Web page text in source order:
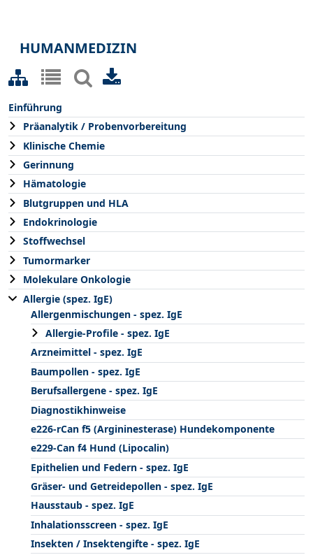
HUMANMEDIZIN
Einführung
Präanalytik / Probenvorbereitung
Klinische Chemie
Gerinnung
Hämatologie
Blutgruppen und HLA
Endokrinologie
Stoffwechsel
Tumormarker
Molekulare Onkologie
Allergie (spez. IgE)
Allergenmischungen - spez. IgE
Allergie-Profile - spez. IgE
Arzneimittel - spez. IgE
Baumpollen - spez. IgE
Berufsallergene - spez. IgE
Diagnostikhinweise
e226-rCan f5 (Argininesterase) Hundekomponente
e229-Can f4 Hund (Lipocalin)
Epithelien und Federn - spez. IgE
Gräser- und Getreidepollen - spez. IgE
Hausstaub - spez. IgE
Inhalationsscreen - spez. IgE
Insekten / Insektengifte - spez. IgE